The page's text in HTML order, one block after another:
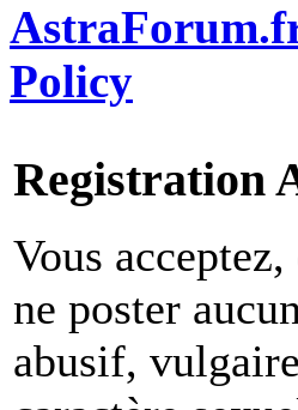
Policy
Registration
Vous
ne poster
abusif,